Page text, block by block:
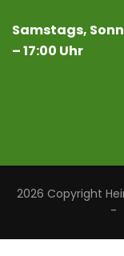
Samstags,
– 17:00 Uhr
2026 Copyright
-